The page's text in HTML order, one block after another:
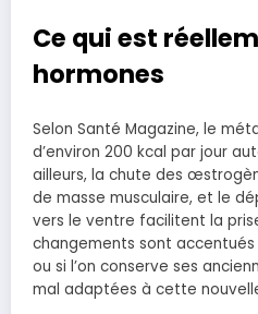
Ce qui est
hormones
Selon Santé Magazine, le
d’environ 200 kcal par jour
ailleurs, la chute des
de masse musculaire, et le
vers le ventre facilitent la
changements sont accentués
ou si l’on conserve ses
mal adaptées à cette